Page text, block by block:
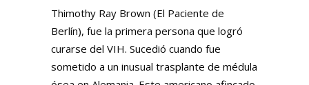
Thimothy Ray Brown (El Paciente de
Berlín), fue la primera persona que logró
curarse del VIH. Sucedió cuando fue
sometido a un inusual trasplante de médula